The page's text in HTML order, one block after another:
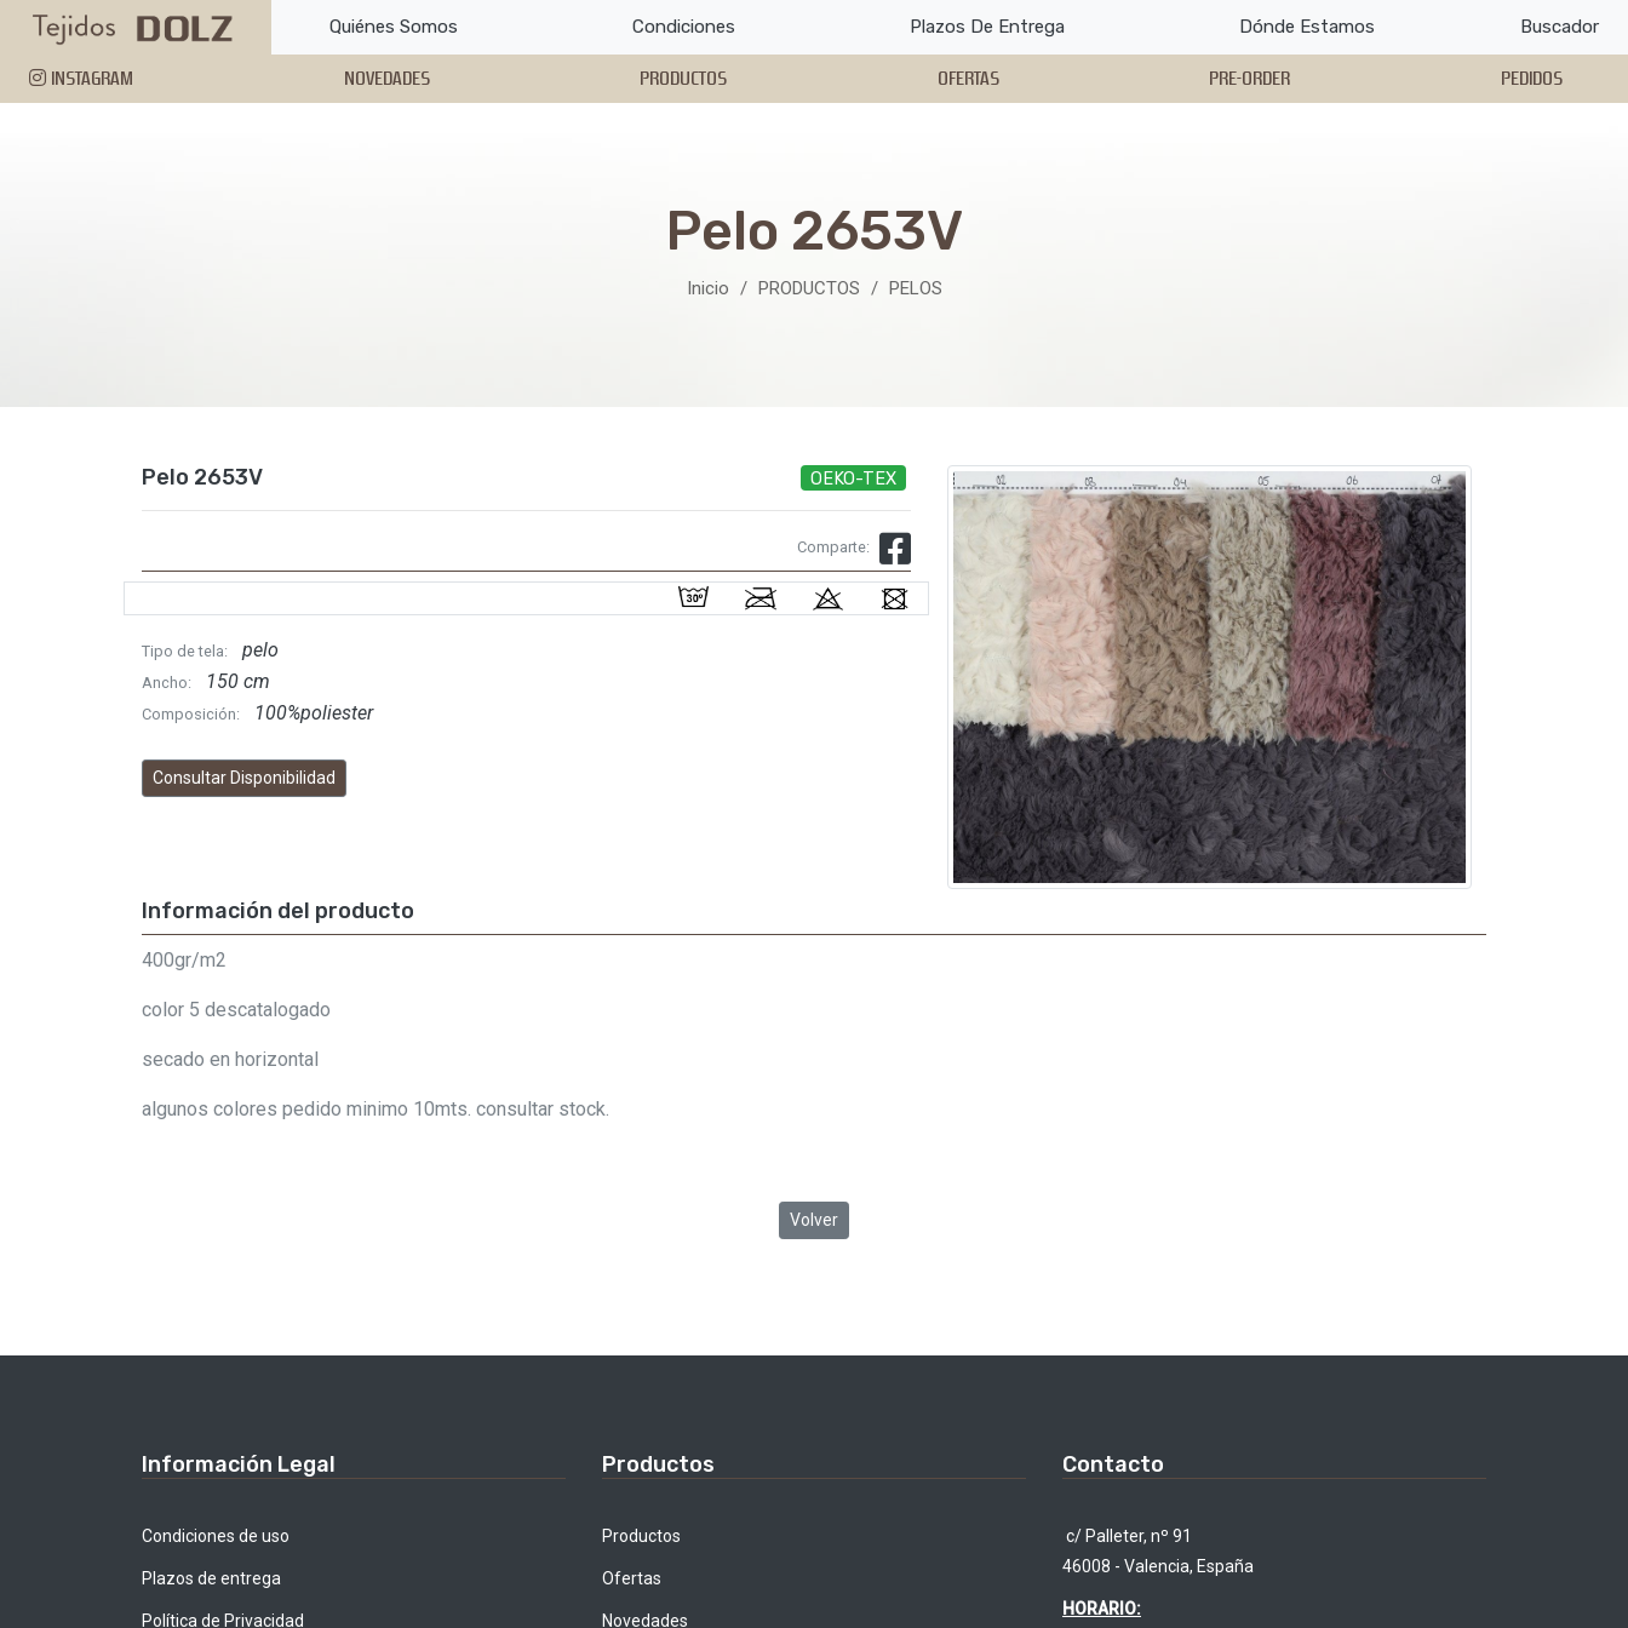
Quiénes Somos Condiciones Plazos De Entrega Dónde Estamos Buscador
INSTAGRAM NOVEDADES PRODUCTOS OFERTAS PRE-ORDER PEDIDOS
Pelo 2653V
Inicio PRODUCTOS PELOS
Pelo 2653V OEKO-TEX
Comparte:
Tipo de tela: pelo
Ancho: 150 cm
Composición: 100%poliester
Consultar Disponibilidad
Información del producto
400gr/m2
color 5 descatalogado
secado en horizontal
algunos colores pedido minimo 10mts. consultar stock.
Volver
Información Legal
Condiciones de uso
Plazos de entrega
Política de Privacidad
Productos
Productos
Ofertas
Novedades
Contacto
c/ Palleter, nº 91
46008 - Valencia, España
HORARIO: